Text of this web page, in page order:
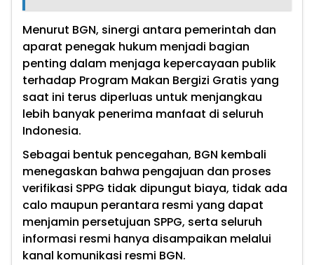
Menurut BGN, sinergi antara pemerintah dan
aparat penegak hukum menjadi bagian
penting dalam menjaga kepercayaan publik
terhadap Program Makan Bergizi Gratis yang
saat ini terus diperluas untuk menjangkau
lebih banyak penerima manfaat di seluruh
Indonesia.
Sebagai bentuk pencegahan, BGN kembali
menegaskan bahwa pengajuan dan proses
verifikasi SPPG tidak dipungut biaya, tidak ada
calo maupun perantara resmi yang dapat
menjamin persetujuan SPPG, serta seluruh
informasi resmi hanya disampaikan melalui
kanal komunikasi resmi BGN.